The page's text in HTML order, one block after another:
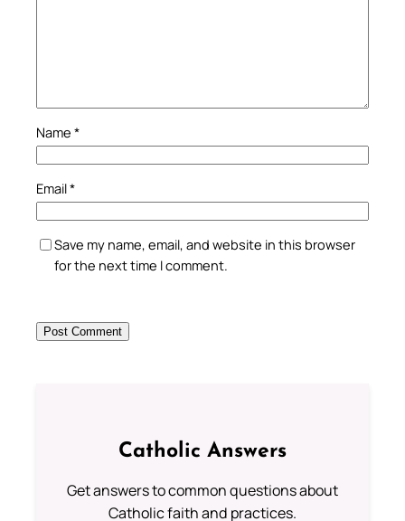
Name *
Email*
Save my name, email, and website in this browser
for the next time I comment.
Catholic Answers
Get answers to common questions about
Catholic faith and practices.